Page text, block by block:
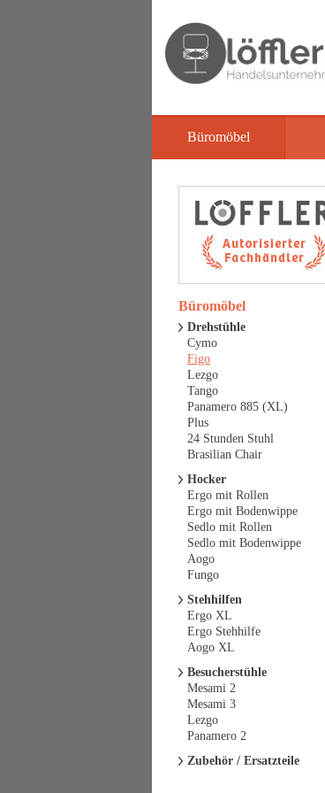
Büromöbel
Büromöbel
Drehstühle
Cymo
Figo
Lezgo
Tango
Panamero 885 (XL)
Plus
24 Stunden Stuhl
Brasilian Chair
Hocker
Ergo mit Rollen
Ergo mit Bodenwippe
Sedlo mit Rollen
Sedlo mit Bodenwippe
Aogo
Fungo
Stehhilfen
Ergo XL
Ergo Stehhilfe
Aogo XL
Besucherstühle
Mesami 2
Mesami 3
Lezgo
Panamero 2
Zubehör / Ersatzteile